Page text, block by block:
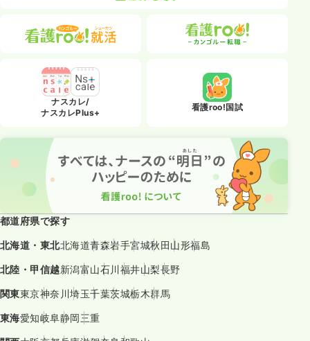
ナスカレ/
ナスカレPlus+
看護roo!国試
都道府県で探す
北海道・東北北海道青森岩手宮城秋田山形福島
北陸・甲信越新潟富山石川福井山梨長野
関東東京神奈川埼玉千葉茨城栃木群馬
東海愛知岐阜静岡三重